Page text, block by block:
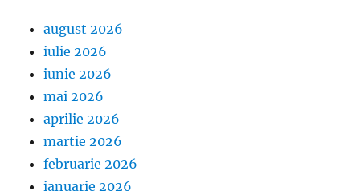
august 2026
iulie 2026
iunie 2026
mai 2026
aprilie 2026
martie 2026
februarie 2026
ianuarie 2026